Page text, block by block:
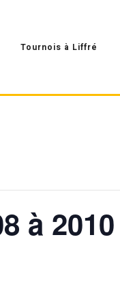
Tournois à Liffré
à 2010